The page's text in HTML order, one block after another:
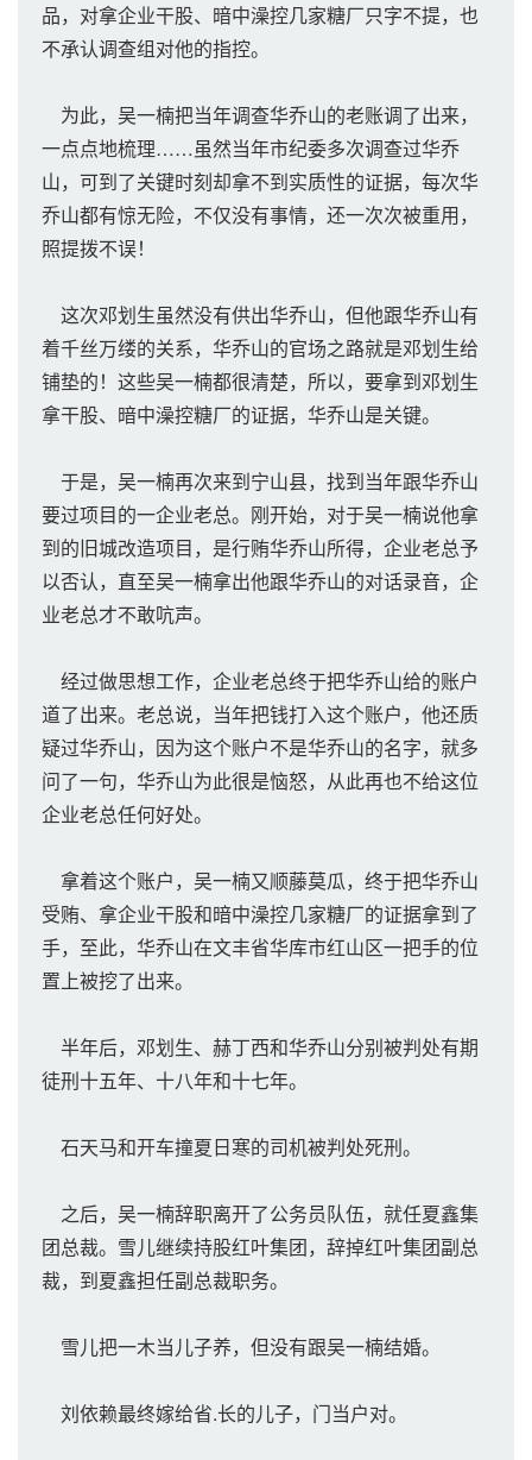
品，对拿企业干股、暗中澡控几家糖厂只字不提，也
不承认调查组对他的指控。
为此，吴一楠把当年调查华乔山的老账调了出来，
一点点地梳理……虽然当年市纪委多次调查过华乔
山，可到了关键时刻却拿不到实质性的证据，每次华
乔山都有惊无险，不仅没有事情，还一次次被重用，
照提拨不误！
这次邓划生虽然没有供出华乔山，但他跟华乔山有
着千丝万缕的关系，华乔山的官场之路就是邓划生给
铺垫的！这些吴一楠都很清楚，所以，要拿到邓划生
拿干股、暗中澡控糖厂的证据，华乔山是关键。
于是，吴一楠再次来到宁山县，找到当年跟华乔山
要过项目的一企业老总。刚开始，对于吴一楠说他拿
到的旧城改造项目，是行贿华乔山所得，企业老总予
以否认，直至吴一楠拿出他跟华乔山的对话录音，企
业老总才不敢吭声。
经过做思想工作，企业老总终于把华乔山给的账户
道了出来。老总说，当年把钱打入这个账户，他还质
疑过华乔山，因为这个账户不是华乔山的名字，就多
问了一句，华乔山为此很是恼怒，从此再也不给这位
企业老总任何好处。
拿着这个账户，吴一楠又顺藤莫瓜，终于把华乔山
受贿、拿企业干股和暗中澡控几家糖厂的证据拿到了
手，至此，华乔山在文丰省华库市红山区一把手的位
置上被挖了出来。
半年后，邓划生、赫丁西和华乔山分别被判处有期
徒刑十五年、十八年和十七年。
石天马和开车撞夏日寒的司机被判处死刑。
之后，吴一楠辞职离开了公务员队伍，就任夏鑫集
团总裁。雪儿继续持股红叶集团，辞掉红叶集团副总
裁，到夏鑫担任副总裁职务。
雪儿把一木当儿子养，但没有跟吴一楠结婚。
刘依赖最终嫁给省.长的儿子，门当户对。